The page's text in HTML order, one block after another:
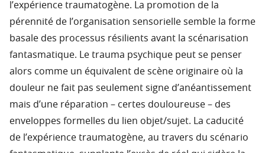
l’expérience traumatogène. La promotion de la
pérennité de l’organisation sensorielle semble la forme
basale des processus résilients avant la scénarisation
fantasmatique. Le trauma psychique peut se penser
alors comme un équivalent de scène originaire où la
douleur ne fait pas seulement signe d’anéantissement
mais d’une réparation – certes douloureuse – des
enveloppes formelles du lien objet/sujet. La caducité
de l’expérience traumatogène, au travers du scénario